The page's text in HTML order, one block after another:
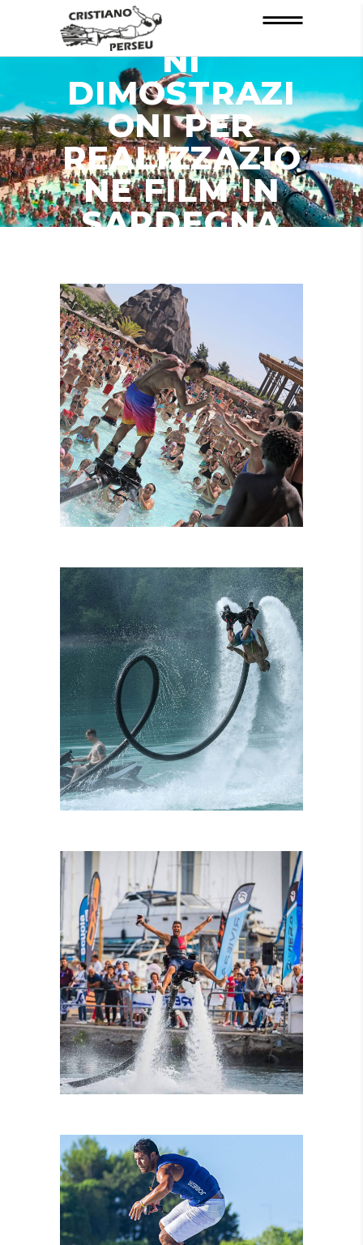
INFORMAZIO
NI
DIMOSTRAZI
ONI PER
REALIZZAZIO
NE FILM IN
SARDEGNA
FLYBOARD
TANDEM
ATTRAZIONI
COMBINATE
ISTRUTTORI
CERTIFICATI